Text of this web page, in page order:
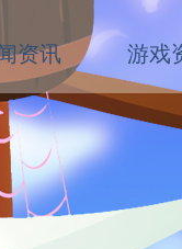
资讯 游戏